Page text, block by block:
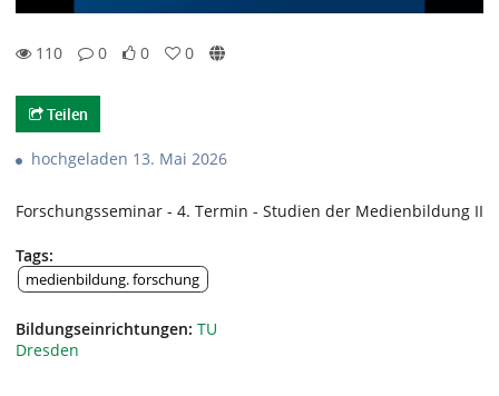
110
0
0
0
Teilen
hochgeladen 13. Mai 2026
Forschungsseminar - 4. Termin - Studien der Medienbildung II
Tags:
medienbildung. forschung
Bildungseinrichtungen: TU
Dresden